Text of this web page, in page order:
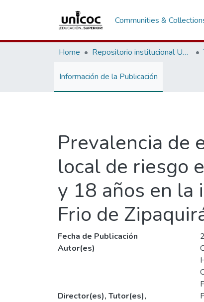
Communities &
Home Repositorio institucional Unicoc, RI-unicoc
Información de la Publicación
Prevalencia de
local de riesgo
y 18 años en la
Frio de
Fecha de Publicación
Autor(es)
Director(es), Tutor(es),